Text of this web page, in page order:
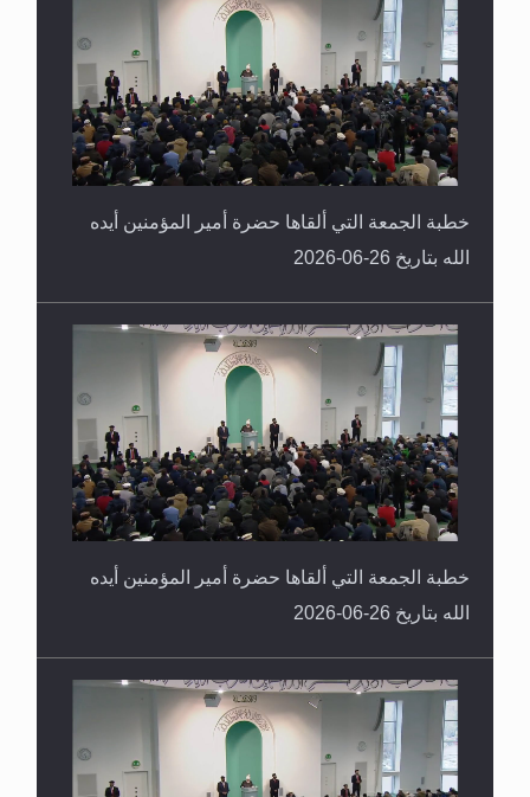
خطبة الجمعة التي ألقاها حضرة أمير المؤمنين أيده
الله بتاريخ 26-06-2026
خطبة الجمعة التي ألقاها حضرة أمير المؤمنين أيده
الله بتاريخ 26-06-2026